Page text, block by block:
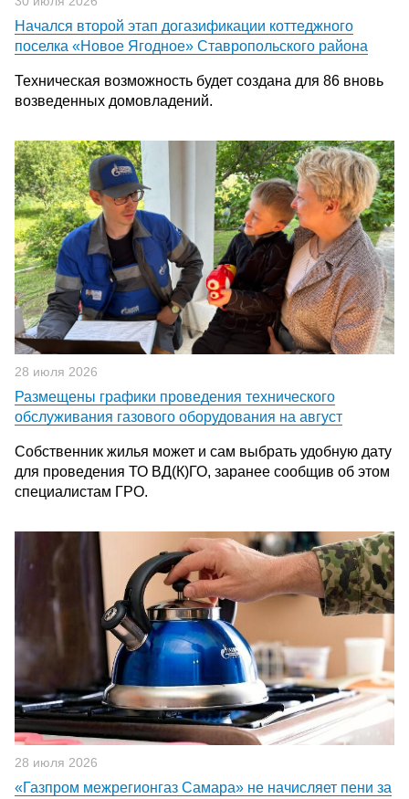
Начался второй этап догазификации коттеджного
поселка «Новое Ягодное» Ставропольского района
Техническая возможность будет создана для 86 вновь
возведенных домовладений.
28 июля 2026
Размещены графики проведения технического
обслуживания газового оборудования на август
Собственник жилья может и сам выбрать удобную дату
для проведения ТО ВД(К)ГО, заранее сообщив об этом
специалистам ГРО.
28 июля 2026
«Газпром межрегионгаз Самара» не начисляет пени за